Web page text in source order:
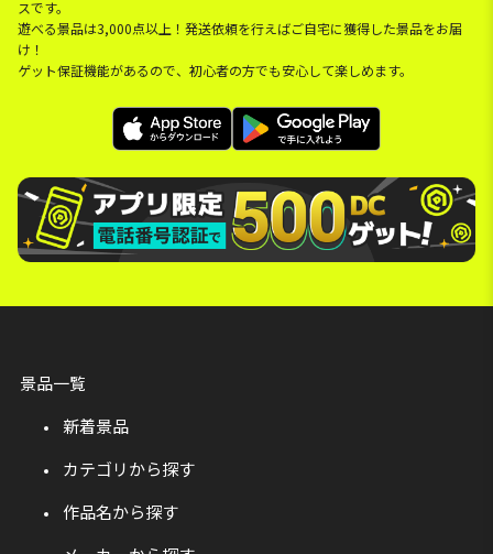
スです。
遊べる景品は3,000点以上！発送依頼を行えばご自宅に獲得した景品をお届
け！
ゲット保証機能があるので、初心者の方でも安心して楽しめます。
景品一覧
新着景品
カテゴリから探す
作品名から探す